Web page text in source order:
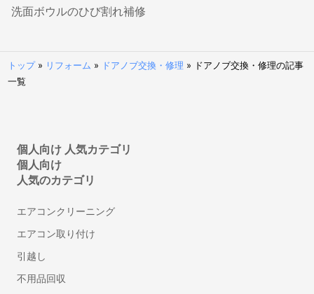
デザイン
看板・のぼり作成
リフォーム
インテリアコーディネーター
タイル工事
部屋の間仕切り・壁設置リフォーム
トイレリフォーム・トイレ（便器）交換
洗面ボウルのひび割れ補修
トップ» リフォーム » ドアノブ交換・修理 » ドアノブ交換・修理の記事
一覧
個人向け 人気カテゴリ
個人向け
人気のカテゴリ
エアコンクリーニング
エアコン取り付け
引越し
不用品回収